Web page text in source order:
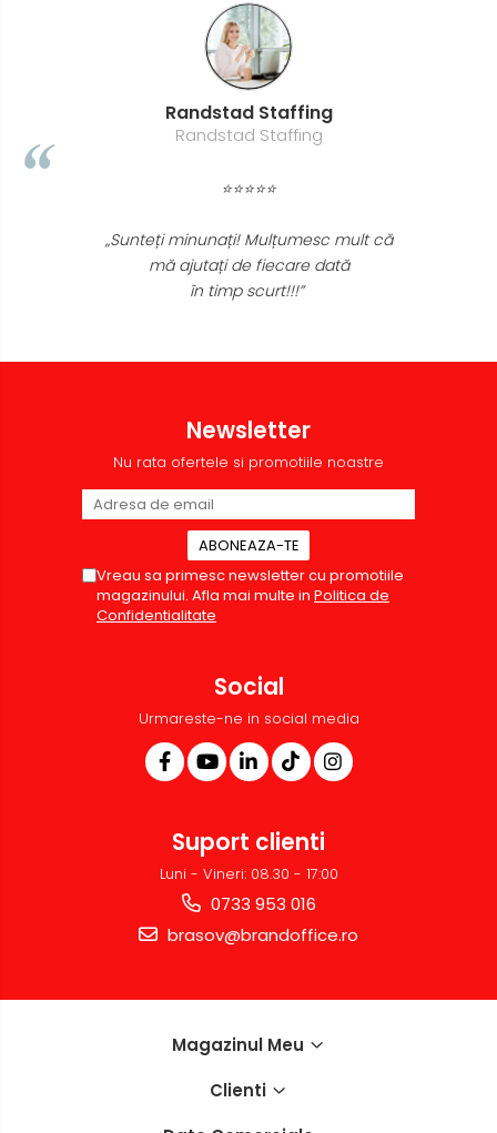
Anda Benga
Persoana fizica
⭐⭐⭐⭐⭐
„Foarte bun produsul. A scos efectiv toata
mizeria din pardoseli. Livrarea a fost rapida.
Recomand sa cumparati! Nota 10.”
Newsletter
Nu rata ofertele si promotiile noastre
Vreau sa primesc newsletter cu promotiile
magazinului. Afla mai multe in Politica de
Confidentialitate
Social
Urmareste-ne in social media
Suport clienti
Luni - Vineri: 08.30 - 17:00
0733 953 016
brasov@brandoffice.ro
Magazinul Meu
Clienti